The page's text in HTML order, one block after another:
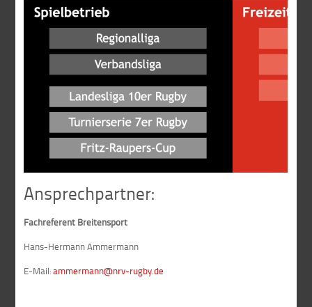
Ansprechpartner:
Fachreferent Breitensport
Hans-Hermann Ammermann
E-Mail:ammermann@nrv-rugby.de